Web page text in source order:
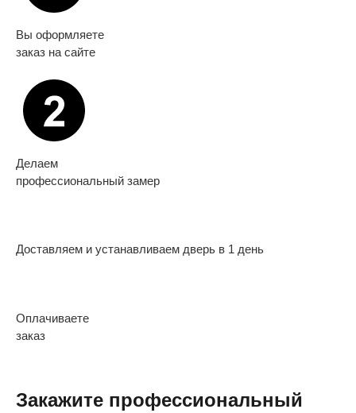
Вы оформляете
заказ на сайте
Делаем
профессиональный замер
Доставляем и устанавливаем дверь в 1 день
Оплачиваете
заказ
Закажите профессиональный